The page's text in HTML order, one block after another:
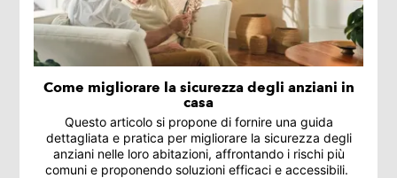
Come migliorare la sicurezza degli anziani in
casa
Questo articolo si propone di fornire una guida
dettagliata e pratica per migliorare la sicurezza degli
anziani nelle loro abitazioni, affrontando i rischi più
comuni e proponendo soluzioni efficaci e accessibili.